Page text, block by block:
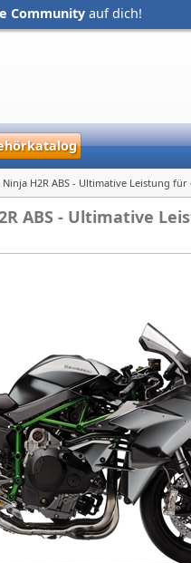
Community auf dich!
Ninja H2R ABS - Ultimative Leistung
ABS - Ultimative